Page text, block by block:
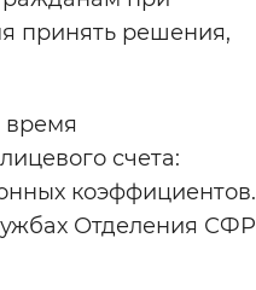
принять решения,
счета:
коэффициентов.
Отделения СФР